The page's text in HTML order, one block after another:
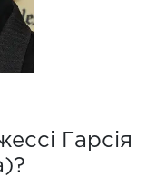
Гарсія